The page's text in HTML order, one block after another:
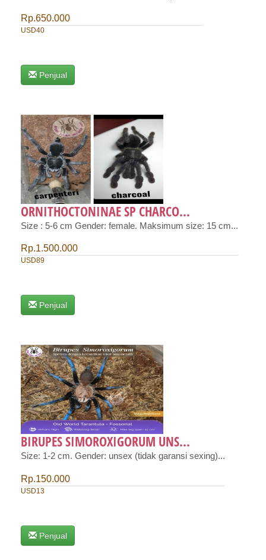
Rp.650.000
USD40
Penjual
ORNITHOCTONINAE SP CHARCO...
Size : 5-6 cm Gender: female. Maksimum size: 15 cm...
Rp.1.500.000
USD89
Penjual
BIRUPES SIMOROXIGORUM UNS...
Size: 1-2 cm. Gender: unsex (tidak garansi sexing)...
Rp.150.000
USD13
Penjual